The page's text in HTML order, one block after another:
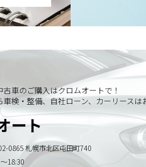
セスや紛失、破壊、改ざん及び漏えい
範を遵守するとともに、この方針に
正・削除・開示の請求があった場合は、
および訂正・削除・開示等に関するお
車のご購入はクロムオートで！
検・整備、自社ローン、カーリースは
ート
0865 札幌市北区屯田町740
18:30